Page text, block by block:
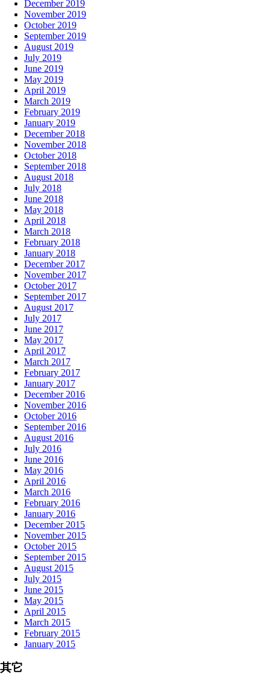
December 2019
November 2019
October 2019
September 2019
August 2019
July 2019
June 2019
May 2019
April 2019
March 2019
February 2019
January 2019
December 2018
November 2018
October 2018
September 2018
August 2018
July 2018
June 2018
May 2018
April 2018
March 2018
February 2018
January 2018
December 2017
November 2017
October 2017
September 2017
August 2017
July 2017
June 2017
May 2017
April 2017
March 2017
February 2017
January 2017
December 2016
November 2016
October 2016
September 2016
August 2016
July 2016
June 2016
May 2016
April 2016
March 2016
February 2016
January 2016
December 2015
November 2015
October 2015
September 2015
August 2015
July 2015
June 2015
May 2015
April 2015
March 2015
February 2015
January 2015
其它